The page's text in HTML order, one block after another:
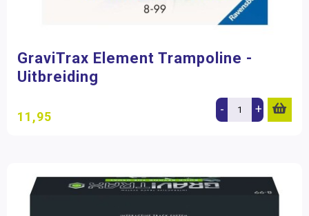
GraviTrax Element Trampoline -
Uitbreiding
11,95 - +